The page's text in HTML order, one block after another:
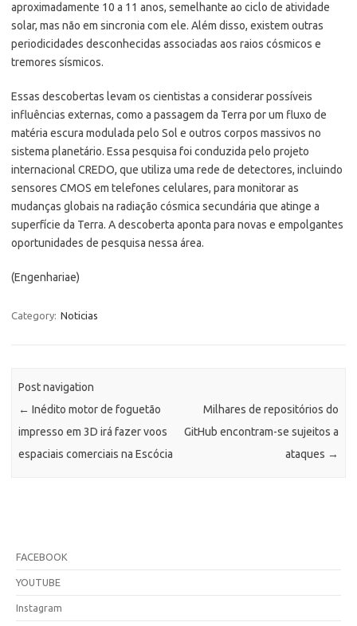
aproximadamente 10 a 11 anos, semelhante ao ciclo de atividade
solar, mas não em sincronia com ele. Além disso, existem outras
periodicidades desconhecidas associadas aos raios cósmicos e
tremores sísmicos.
Essas descobertas levam os cientistas a considerar possíveis
influências externas, como a passagem da Terra por um fluxo de
matéria escura modulada pelo Sol e outros corpos massivos no
sistema planetário. Essa pesquisa foi conduzida pelo projeto
internacional CREDO, que utiliza uma rede de detectores, incluindo
sensores CMOS em telefones celulares, para monitorar as
mudanças globais na radiação cósmica secundária que atinge a
superfície da Terra. A descoberta aponta para novas e empolgantes
oportunidades de pesquisa nessa área.
(Engenhariae)
Category: Noticias
Post navigation
← Inédito motor de foguetão
impresso em 3D irá fazer voos
espaciais comerciais na Escócia
Milhares de repositórios do
GitHub encontram-se sujeitos a
ataques →
FACEBOOK
YOUTUBE
Instagram